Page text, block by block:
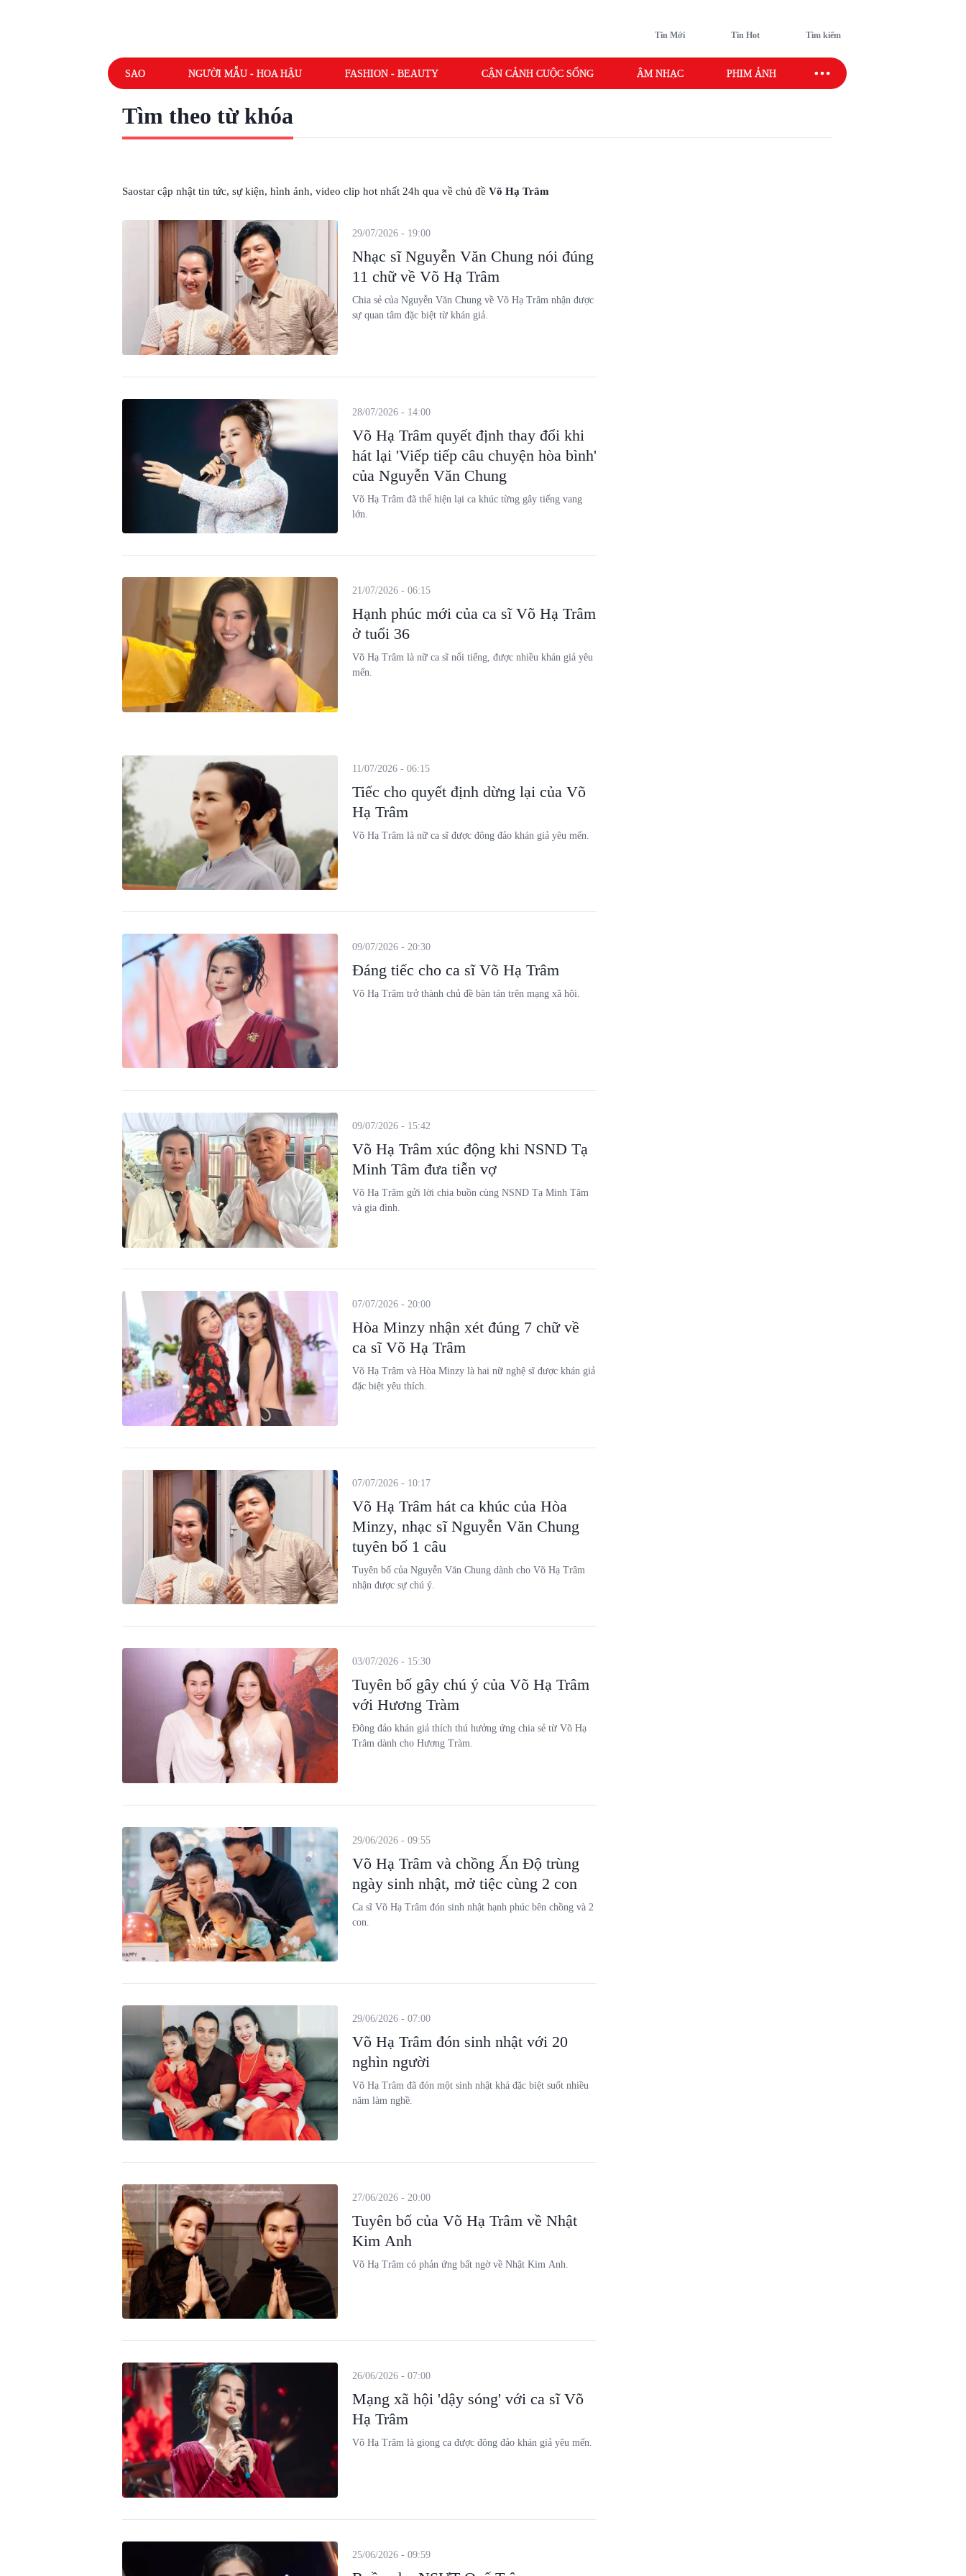
Tin Mới Tin Hot Tìm kiếm
SAO NGƯỜI MẪU - HOA HẬU FASHION - BEAUTY CẬN CẢNH CUỘC SỐNG ÂM NHẠC PHIM ẢNH SAO SPORT
Tìm theo từ khóa
Saostar cập nhật tin tức, sự kiện, hình ảnh, video clip hot nhất 24h qua về chủ đề Võ Hạ Trâm
Nhạc sĩ Nguyễn Văn Chung nói đúng
11 chữ về Võ Hạ Trâm
29/07/2026 - 19:00
Chia sẻ của Nguyễn Văn Chung về Võ Hạ Trâm nhận được
sự quan tâm đặc biệt từ khán giả.
Võ Hạ Trâm quyết định thay đổi khi
hát lại 'Viếp tiếp câu chuyện hòa bình'
của Nguyễn Văn Chung
28/07/2026 - 14:00
Võ Hạ Trâm đã thể hiện lại ca khúc từng gây tiếng vang
lớn.
Hạnh phúc mới của ca sĩ Võ Hạ Trâm
ở tuổi 36
21/07/2026 - 06:15
Võ Hạ Trâm là nữ ca sĩ nổi tiếng, được nhiều khán giả yêu
mến.
Tiếc cho quyết định dừng lại của Võ
Hạ Trâm
11/07/2026 - 06:15
Võ Hạ Trâm là nữ ca sĩ được đông đảo khán giả yêu mến.
Đáng tiếc cho ca sĩ Võ Hạ Trâm
09/07/2026 - 20:30
Võ Hạ Trâm trở thành chủ đề bàn tán trên mạng xã hội.
Võ Hạ Trâm xúc động khi NSND Tạ
Minh Tâm đưa tiễn vợ
09/07/2026 - 15:42
Võ Hạ Trâm gửi lời chia buồn cùng NSND Tạ Minh Tâm
và gia đình.
Hòa Minzy nhận xét đúng 7 chữ về
ca sĩ Võ Hạ Trâm
07/07/2026 - 20:00
Võ Hạ Trâm và Hòa Minzy là hai nữ nghệ sĩ được khán giả
đặc biệt yêu thích.
Võ Hạ Trâm hát ca khúc của Hòa
Minzy, nhạc sĩ Nguyễn Văn Chung
tuyên bố 1 câu
07/07/2026 - 10:17
Tuyên bố của Nguyễn Văn Chung dành cho Võ Hạ Trâm
nhận được sự chú ý.
Tuyên bố gây chú ý của Võ Hạ Trâm
với Hương Tràm
03/07/2026 - 15:30
Đông đảo khán giả thích thú hưởng ứng chia sẻ từ Võ Hạ
Trâm dành cho Hương Tràm.
Võ Hạ Trâm và chồng Ấn Độ trùng
ngày sinh nhật, mở tiệc cùng 2 con
29/06/2026 - 09:55
Ca sĩ Võ Hạ Trâm đón sinh nhật hạnh phúc bên chồng và 2
con.
Võ Hạ Trâm đón sinh nhật với 20
nghìn người
29/06/2026 - 07:00
Võ Hạ Trâm đã đón một sinh nhật khá đặc biệt suốt nhiều
năm làm nghề.
Tuyên bố của Võ Hạ Trâm về Nhật
Kim Anh
27/06/2026 - 20:00
Võ Hạ Trâm có phản ứng bất ngờ về Nhật Kim Anh.
Mạng xã hội 'dậy sóng' với ca sĩ Võ
Hạ Trâm
26/06/2026 - 07:00
Võ Hạ Trâm là giọng ca được đông đảo khán giả yêu mến.
25/06/2026 - 09:59